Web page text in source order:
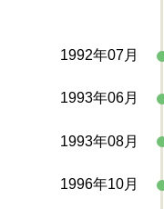
1992年07月
1993年06月
1993年08月
1996年10月